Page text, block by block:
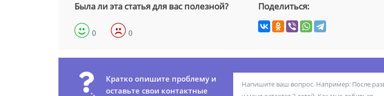
Была ли эта статья для вас полезной?
0 0
Поделиться:
Кратко опишите проблему и
оставьте свои контактные